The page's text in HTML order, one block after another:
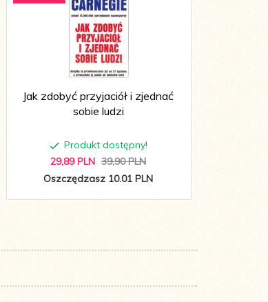
Jak zdobyć przyjaciół i zjednać
sobie ludzi
Produkt dostępny!
29,89 PLN 39,90 PLN
Oszczędzasz 10.01 PLN